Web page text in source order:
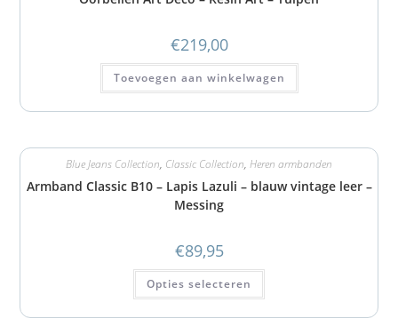
€219,00
Toevoegen aan winkelwagen
Blue Jeans Collection, Classic Collection, Heren armbanden
Armband Classic B10 – Lapis Lazuli – blauw vintage leer –
Messing
€89,95
Opties selecteren